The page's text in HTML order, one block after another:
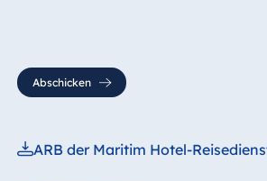
Abschicken
ARB der Maritim Hotel-